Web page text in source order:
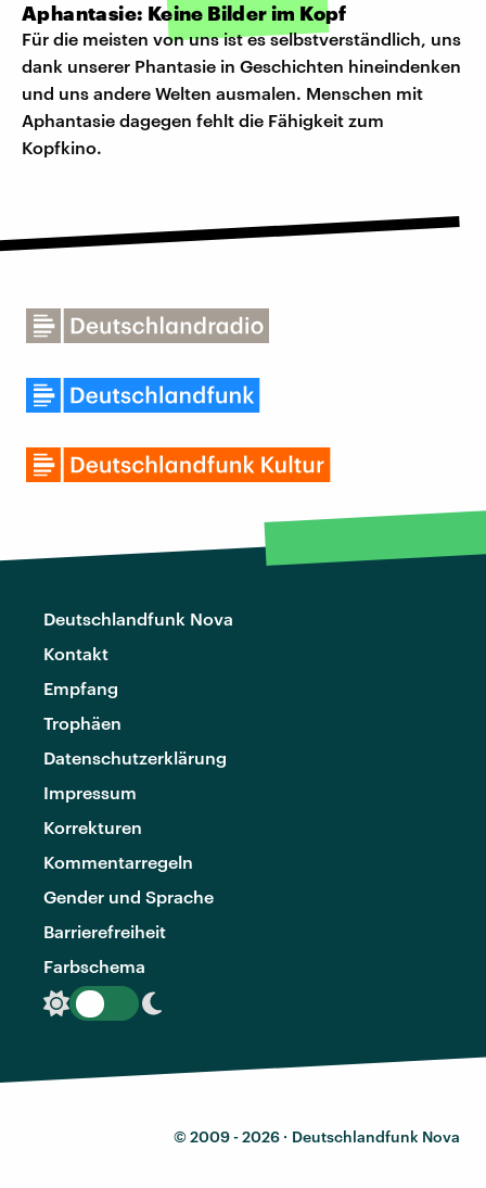
Aphantasie: Keine Bilder im Kopf
Für die meisten von uns ist es selbstverständlich, uns
dank unserer Phantasie in Geschichten hineindenken
und uns andere Welten ausmalen. Menschen mit
Aphantasie dagegen fehlt die Fähigkeit zum
Kopfkino.
Deutschlandfunk Nova
Kontakt
Empfang
Trophäen
Datenschutzerklärung
Impressum
Korrekturen
Kommentarregeln
Gender und Sprache
Barrierefreiheit
Farbschema
© 2009 - 2026 · Deutschlandfunk Nova